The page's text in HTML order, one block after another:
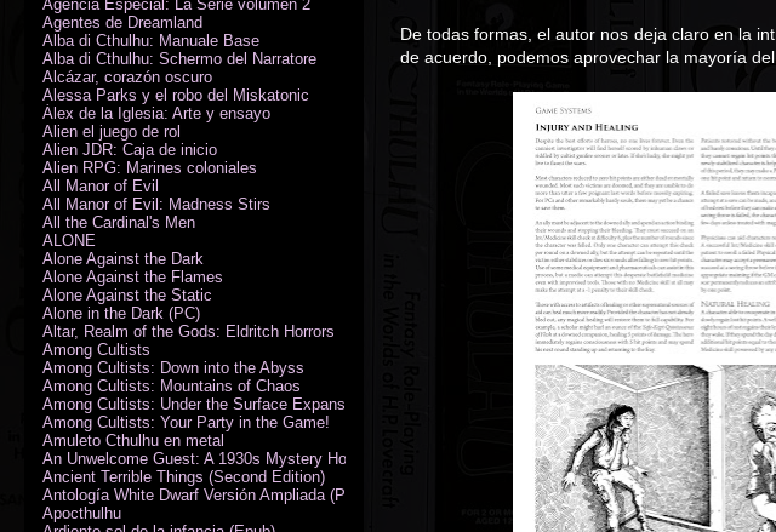
De todas formas, el autor nos deja claro en la
de acuerdo, podemos aprovechar la mayoría
Agencia Especial: La Serie volumen 2
Agentes de Dreamland
Alba di Cthulhu: Manuale Base
Alba di Cthulhu: Schermo del Narratore
Alcázar, corazón oscuro
Alessa Parks y el robo del Miskatonic
Álex de la Iglesia: Arte y ensayo
Alien el juego de rol
Alien JDR: Caja de inicio
Alien RPG: Marines coloniales
All Manor of Evil
All Manor of Evil: Madness Stirs
All the Cardinal's Men
ALONE
Alone Against the Dark
Alone Against the Flames
Alone Against the Static
Alone in the Dark (PC)
Altar, Realm of the Gods: Eldritch Horrors
Among Cultists
Among Cultists: Down into the Abyss
Among Cultists: Mountains of Chaos
Among Cultists: Under the Surface Expansion
Among Cultists: Your Party in the Game!
Amuleto Cthulhu en metal
An Unwelcome Guest: A 1930s Mystery Horror Adventure RPG
Ancient Terrible Things (Second Edition)
Antología White Dwarf Versión Ampliada (PDF)
Apocthulhu